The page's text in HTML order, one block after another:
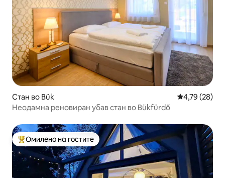
Стан во Bük Просечна
4,79 (28)
Неодамна реновиран убав стан во Bükfürdő
Меѓу најуспешните „Омилени на гостите“
Омилено на гостите